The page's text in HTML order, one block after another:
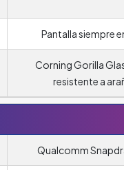
Pantalla siempre
Corning Gorilla
resistente a
Qualcomm